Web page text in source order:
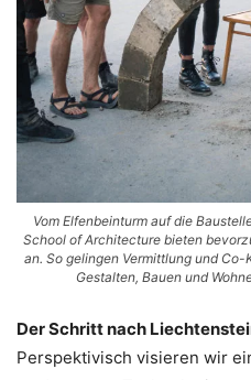
Vom Elfenbeinturm auf die
School of Architecture bieten
an. So gelingen Vermittlung und
Gestalten, Bauen und
Der Schritt nach
Perspektivisch visieren wir